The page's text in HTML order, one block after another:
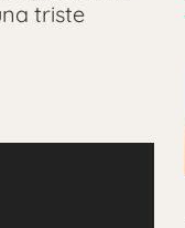
triste